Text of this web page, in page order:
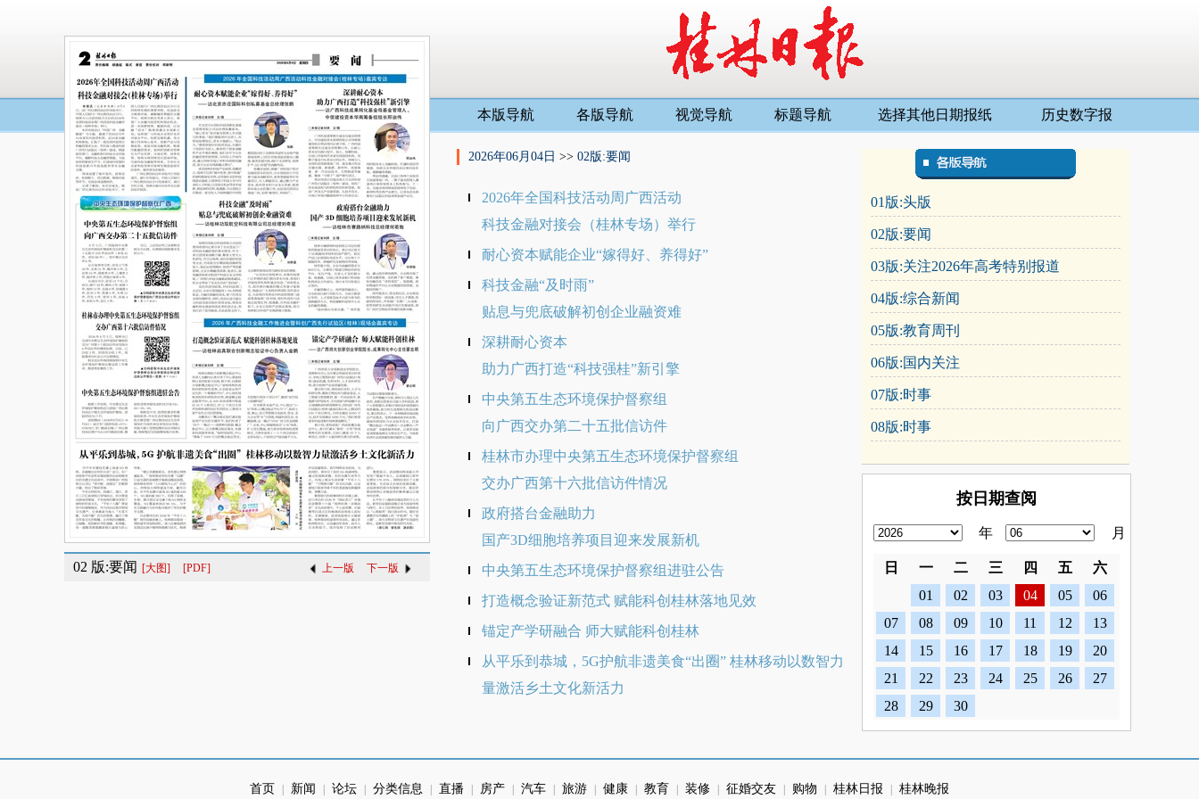
02 版:要闻 [大图] [PDF] 上一版 下一版
本版导航 各版导航 视觉导航 标题导航 选择其他日期报纸 历史数字报
2026年06月04日 >> 02版:要闻
2026年全国科技活动周广西活动
科技金融对接会（桂林专场）举行
耐心资本赋能企业“嫁得好、养得好”
科技金融“及时雨”
贴息与兜底破解初创企业融资难
深耕耐心资本
助力广西打造“科技强桂”新引擎
中央第五生态环境保护督察组
向广西交办第二十五批信访件
桂林市办理中央第五生态环境保护督察组
交办广西第十六批信访件情况
政府搭台金融助力
国产3D细胞培养项目迎来发展新机
中央第五生态环境保护督察组进驻公告
打造概念验证新范式 赋能科创桂林落地见效
锚定产学研融合 师大赋能科创桂林
从平乐到恭城，5G护航非遗美食“出圈” 桂林移动以数智力
量激活乡土文化新活力
01版:头版
02版:要闻
03版:关注2026年高考特别报道
04版:综合新闻
05版:教育周刊
06版:国内关注
07版:时事
08版:时事
按日期查阅
年 月
日 一 二 三 四 五
六
01
02 03 04 05
06
07
08 09 10 11 12
13
14
15 16 17 18 19
20
21
22 23 24 25 26
27
28
29 30
首页 新闻 论坛 分类信息 直播 房产 汽车 旅游 健康 教育 装修 征婚交友 购物 桂林日报 桂林晚报